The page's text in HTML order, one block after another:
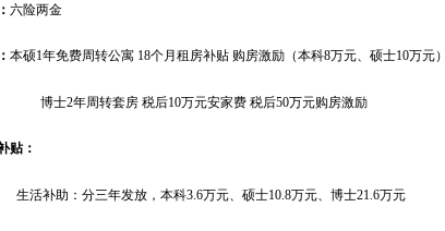
六险两金
本硕1年免费周转公寓 18个月租房补贴 购房激励（本科8万元、硕士10万元）
博士2年周转套房 税后10万元安家费 税后50万元购房激励
贴：
生活补助：分三年发放，本科3.6万元、硕士10.8万元、博士21.6万元